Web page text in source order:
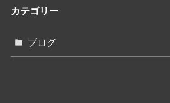
カテゴリー
ブログ